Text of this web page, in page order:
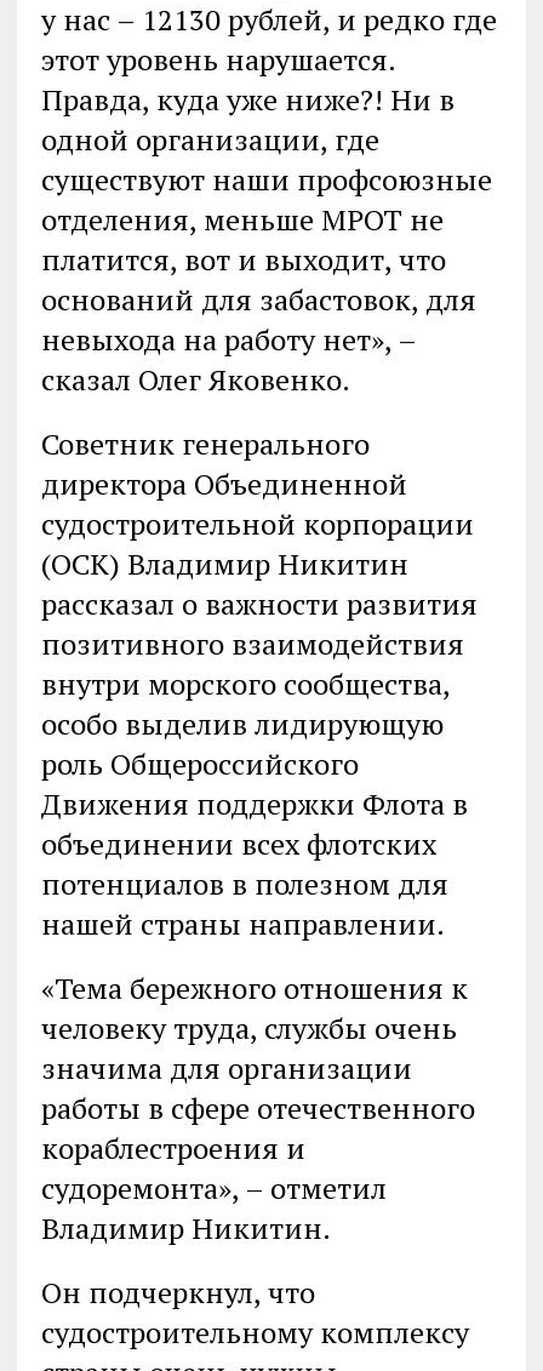
у нас – 12130 рублей, и редко где
этот уровень нарушается.
Правда, куда уже ниже?! Ни в
одной организации, где
существуют наши профсоюзные
отделения, меньше МРОТ не
платится, вот и выходит, что
оснований для забастовок, для
невыхода на работу нет», –
сказал Олег Яковенко.
Советник генерального
директора Объединенной
судостроительной корпорации
(ОСК) Владимир Никитин
рассказал о важности развития
позитивного взаимодействия
внутри морского сообщества,
особо выделив лидирующую
роль Общероссийского
Движения поддержки Флота в
объединении всех флотских
потенциалов в полезном для
нашей страны направлении.
«Тема бережного отношения к
человеку труда, службы очень
значима для организации
работы в сфере отечественного
кораблестроения и
судоремонта», – отметил
Владимир Никитин.
Он подчеркнул, что
судостроительному комплексу